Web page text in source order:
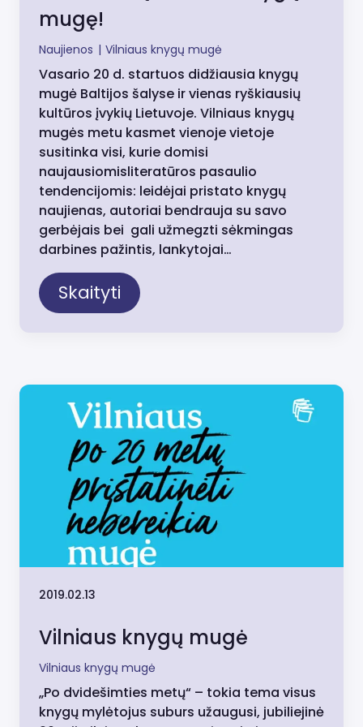
mugę!
Naujienos | Vilniaus knygų mugė
Vasario 20 d. startuos didžiausia knygų
mugė Baltijos šalyse ir vienas ryškiausių
kultūros įvykių Lietuvoje. Vilniaus knygų
mugės metu kasmet vienoje vietoje
susitinka visi, kurie domisi
naujausiomisliteratūros pasaulio
tendencijomis: leidėjai pristato knygų
naujienas, autoriai bendrauja su savo
gerbėjais bei gali užmegzti sėkmingas
darbines pažintis, lankytojai…
Skaityti
2019.02.13
Vilniaus knygų mugė
Vilniaus knygų mugė
„Po dvidešimties metų“ – tokia tema visus
knygų mylėtojus suburs užaugusi, jubiliejinė